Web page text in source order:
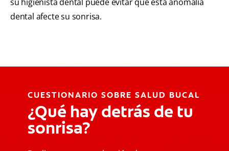
dental afecte su sonrisa.
CUESTIONARIO SOBRE SALUD BUCAL
¿Qué hay detrás de tu
sonrisa?